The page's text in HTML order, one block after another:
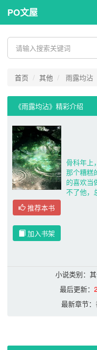
PO文屋
首页 其他 雨露均沾
《雨露均沾》精彩介绍
推荐本书
加入书架
骨科年上
那个糟糕
的喜欢当
不了他，
小说类别：
最后更新：
最新章节：